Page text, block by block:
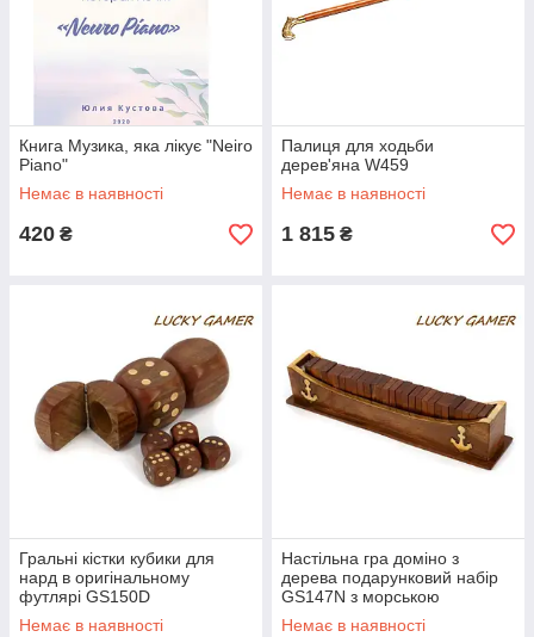
Книга Музика, яка лікує "Neiro
Piano"
Немає в наявності
420 ₴
Палиця для ходьби
дерев'яна W459
Немає в наявності
1 815 ₴
Гральні кістки кубики для
нард в оригінальному
футлярі GS150D
Немає в наявності
Настільна гра доміно з
дерева подарунковий набір
GS147N з морською
символікою якір
Немає в наявності